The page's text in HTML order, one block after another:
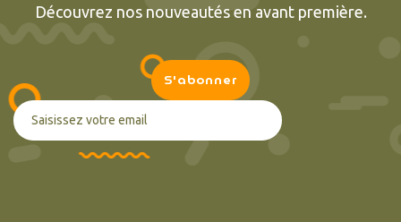
Découvrez nos nouveautés en avant première.